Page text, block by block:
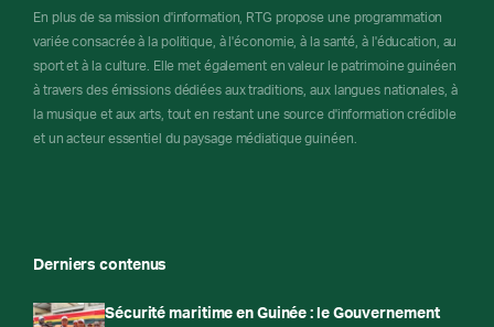
En plus de sa mission d'information, RTG propose une programmation
variée consacrée à la politique, à l'économie, à la santé, à l'éducation, au
sport et à la culture. Elle met également en valeur le patrimoine guinéen
à travers des émissions dédiées aux traditions, aux langues nationales, à
la musique et aux arts, tout en restant une source d'information crédible
et un acteur essentiel du paysage médiatique guinéen.
Derniers contenus
Sécurité maritime en Guinée : le Gouvernement